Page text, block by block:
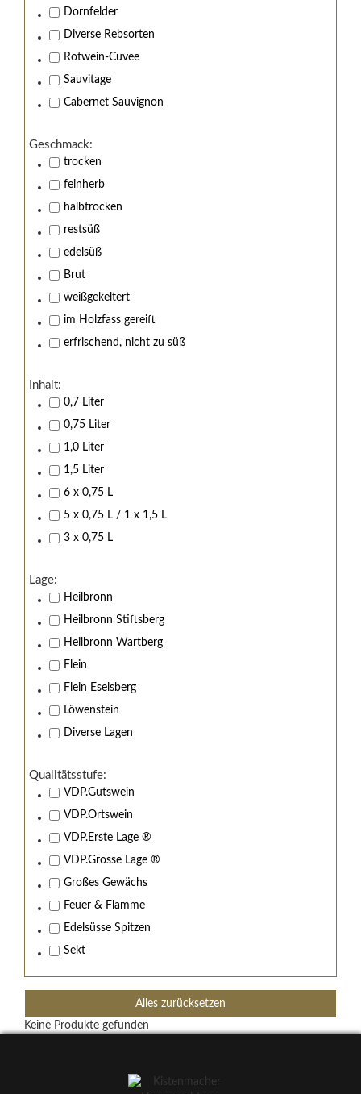
Wir von Kistenmacher &
Hengerer stehen zu
Sind Sie über 18 Jahre alt?
Dornfelder
Diverse Rebsorten
Rotwein-Cuvee
Sauvitage
Cabernet Sauvignon
Geschmack:
trocken
feinherb
halbtrocken
restsüß
edelsüß
Brut
weißgekeltert
im Holzfass gereift
erfrischend, nicht zu süß
Inhalt:
0,7 Liter
0,75 Liter
1,0 Liter
1,5 Liter
6 x 0,75 L
5 x 0,75 L / 1 x 1,5 L
3 x 0,75 L
Lage:
Heilbronn
Heilbronn Stiftsberg
Heilbronn Wartberg
Flein
Flein Eselsberg
Löwenstein
Diverse Lagen
Qualitätsstufe:
VDP.Gutswein
VDP.Ortswein
VDP.Erste Lage ®
VDP.Grosse Lage ®
Großes Gewächs
Feuer & Flamme
Edelsüsse Spitzen
Sekt
Alles zurücksetzen
Keine Produkte gefunden